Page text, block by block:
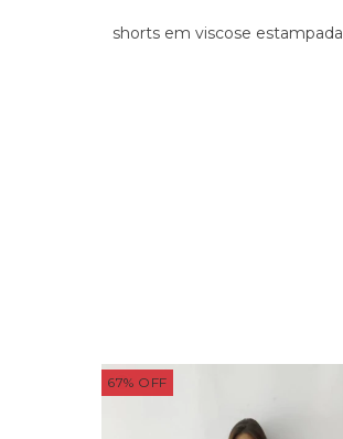
shorts em viscose estampada
67% OFF